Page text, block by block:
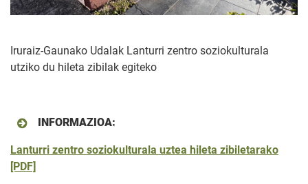
Iruraiz-Gaunako Udalak Lanturri zentro soziokulturala
utziko du hileta zibilak egiteko
INFORMAZIOA:
Lanturri zentro soziokulturala uztea hileta zibiletarako
[PDF]